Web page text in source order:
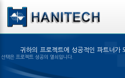
본문 바로가기
귀하의 프로젝트에 성공적인 파트너가
알맞은 제품의 선택은 프로젝트 성공의 열쇠입니다.